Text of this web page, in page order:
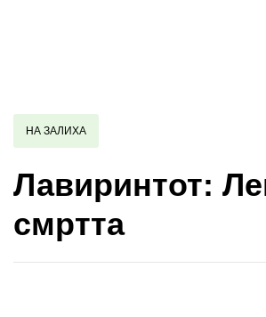
НА ЗАЛИХА
Лавиринтот:
смртта